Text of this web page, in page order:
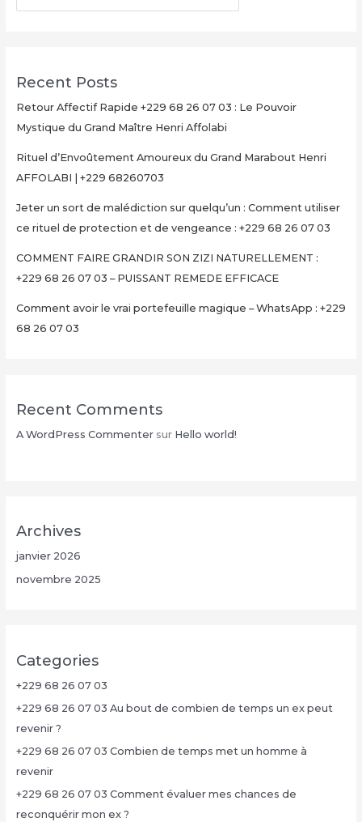
07
REMEDE
EFFICACE
Recent Posts
Retour Affectif Rapide +229 68 26 07 03 : Le Pouvoir
Mystique du Grand Maître Henri Affolabi
Rituel d’Envoûtement Amoureux du Grand Marabout Henri
AFFOLABI | +229 68260703
Jeter un sort de malédiction sur quelqu’un : Comment utiliser
ce rituel de protection et de vengeance : +229 68 26 07 03
COMMENT FAIRE GRANDIR SON ZIZI NATURELLEMENT :
+229 68 26 07 03 – PUISSANT REMEDE EFFICACE
Comment avoir le vrai portefeuille magique – WhatsApp : +229
68 26 07 03
Recent Comments
A WordPress Commentersur Hello world!
Archives
janvier 2026
novembre 2025
Categories
+229 68 26 07 03
+229 68 26 07 03 Au bout de combien de temps un ex peut
revenir ?
+229 68 26 07 03 Combien de temps met un homme à
revenir
+229 68 26 07 03 Comment évaluer mes chances de
reconquérir mon ex ?